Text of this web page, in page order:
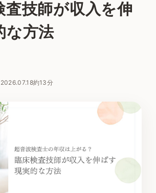
査技師が収入を伸
な方法
2026.07.18約13分